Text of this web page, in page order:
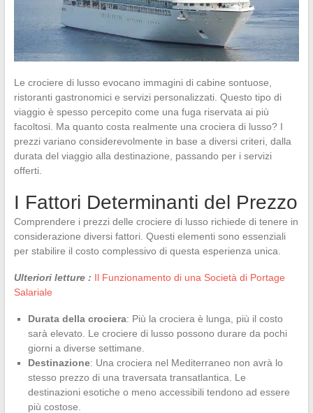
Le crociere di lusso evocano immagini di cabine sontuose,
ristoranti gastronomici e servizi personalizzati. Questo tipo di
viaggio è spesso percepito come una fuga riservata ai più
facoltosi. Ma quanto costa realmente una crociera di lusso? I
prezzi variano considerevolmente in base a diversi criteri, dalla
durata del viaggio alla destinazione, passando per i servizi
offerti.
I Fattori Determinanti del Prezzo
Comprendere i prezzi delle crociere di lusso richiede di tenere in
considerazione diversi fattori. Questi elementi sono essenziali
per stabilire il costo complessivo di questa esperienza unica.
Ulteriori letture : Il Funzionamento di una Società di Portage
Salariale
Durata della crociera: Più la crociera è lunga, più il costo
sarà elevato. Le crociere di lusso possono durare da pochi
giorni a diverse settimane.
Destinazione: Una crociera nel Mediterraneo non avrà lo
stesso prezzo di una traversata transatlantica. Le
destinazioni esotiche o meno accessibili tendono ad essere
più costose.